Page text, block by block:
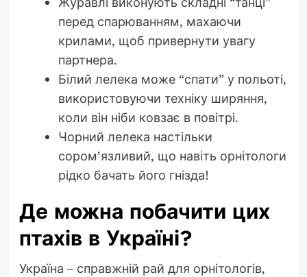
перед спарюванням, махаючи
крилами, щоб привернути увагу
партнера.
Білий лелека може “спати” у польоті,
використовуючи техніку ширяння,
коли він ніби ковзає в повітрі.
Чорний лелека настільки
сором’язливий, що навіть орнітологи
рідко бачать його гнізда!
Де можна побачити цих
птахів в Україні?
Україна – справжній рай для орнітологів,